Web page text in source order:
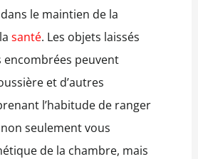
le maintien de la
santé. Les objets laissés
encombrées peuvent
et d’autres
l’habitude de ranger
seulement vous
de la chambre, mais